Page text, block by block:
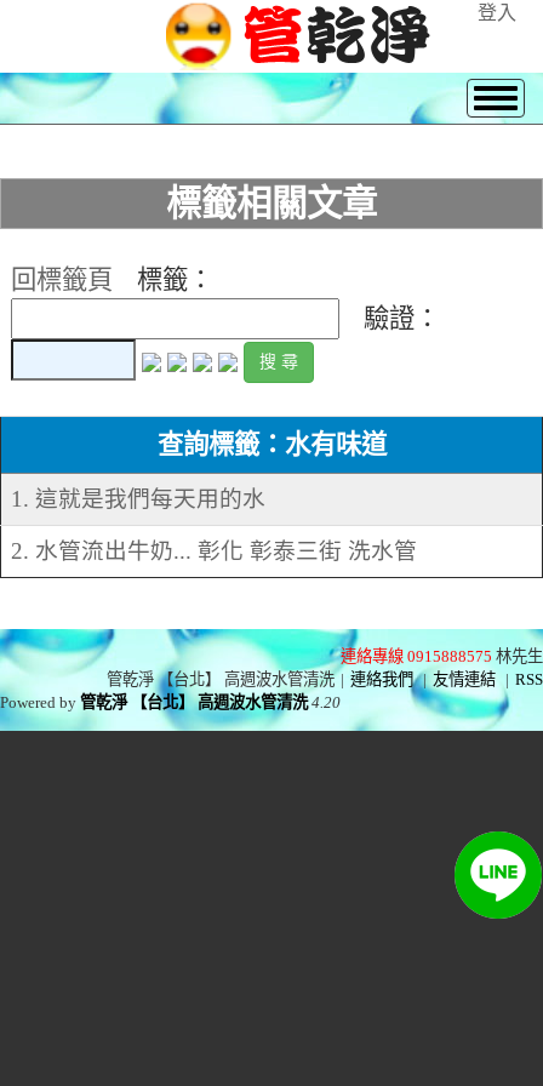
登入
標籤相關文章
回標籤頁
標籤：
驗證：
查詢標籤：水有味道
1. 這就是我們每天用的水
2. 水管流出牛奶... 彰化 彰泰三街 洗水管
連絡專線 0915888575 林先生
管乾淨 【台北】 高週波水管清洗 | 連絡我們 | 友情連結 | RSS
Powered by管乾淨 【台北】 高週波水管清洗 4.20